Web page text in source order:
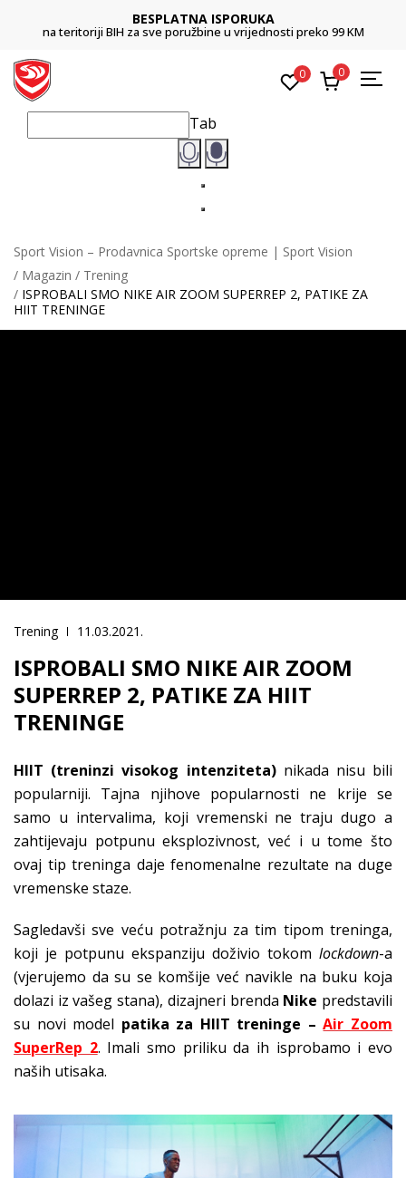
BESPLATNA ISPORUKA
na teritoriji BIH za sve poružbine u vrijednosti preko 99 KM
0 0
Tab
Sport Vision – Prodavnica Sportske opreme | Sport Vision
Magazin
Trening
ISPROBALI SMO NIKE AIR ZOOM SUPERREP 2, PATIKE ZA
HIIT TRENINGE
Trening 11.03.2021.
ISPROBALI SMO NIKE AIR ZOOM
SUPERREP 2, PATIKE ZA HIIT
TRENINGE
HIIT (treninzi visokog intenziteta) nikada nisu bili
popularniji. Tajna njihove popularnosti ne krije se
samo u intervalima, koji vremenski ne traju dugo a
zahtijevaju potpunu eksplozivnost, već i u tome što
ovaj tip treninga daje fenomenalne rezultate na duge
vremenske staze.
Sagledavši sve veću potražnju za tim tipom treninga,
koji je potpunu ekspanziju doživio tokom lockdown-a
(vjerujemo da su se komšije već navikle na buku koja
dolazi iz vašeg stana), dizajneri brenda Nike predstavili
su novi model patika za HIIT treninge – Air Zoom
SuperRep 2. Imali smo priliku da ih isprobamo i evo
naših utisaka.